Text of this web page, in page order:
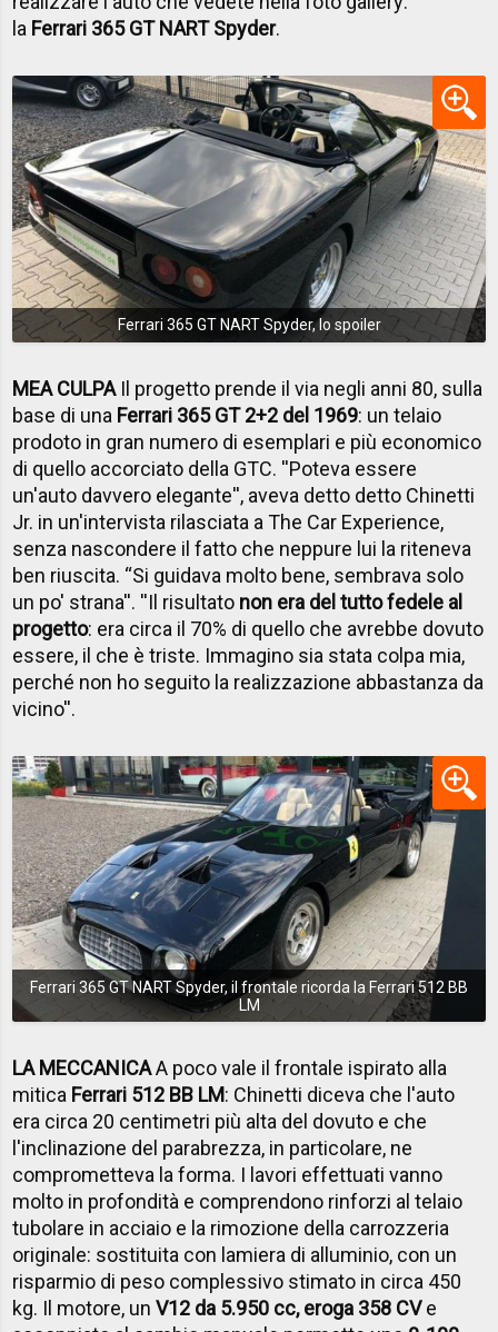
la Ferrari 365 GT NART Spyder.
Ferrari 365 GT NART Spyder, lo spoiler
MEA CULPAIl progetto prende il via negli anni 80, sulla
base di una Ferrari 365 GT 2+2 del 1969: un telaio
prodoto in gran numero di esemplari e più economico
di quello accorciato della GTC. ''Poteva essere
un'auto davvero elegante'', aveva detto detto Chinetti
Jr. in un'intervista rilasciata a The Car Experience,
senza nascondere il fatto che neppure lui la riteneva
ben riuscita. “Si guidava molto bene, sembrava solo
un po' strana''. ''Il risultato non era del tutto fedele al
progetto: era circa il 70% di quello che avrebbe dovuto
essere, il che è triste. Immagino sia stata colpa mia,
perché non ho seguito la realizzazione abbastanza da
vicino''.
Ferrari 365 GT NART Spyder, il frontale ricorda la Ferrari 512 BB
LM
LA MECCANICAA poco vale il frontale ispirato alla
mitica Ferrari 512 BB LM: Chinetti diceva che l'auto
era circa 20 centimetri più alta del dovuto e che
l'inclinazione del parabrezza, in particolare, ne
comprometteva la forma. I lavori effettuati vanno
molto in profondità e comprendono rinforzi al telaio
tubolare in acciaio e la rimozione della carrozzeria
originale: sostituita con lamiera di alluminio, con un
risparmio di peso complessivo stimato in circa 450
kg. Il motore, unV12 da 5.950 cc, eroga 358 CVe